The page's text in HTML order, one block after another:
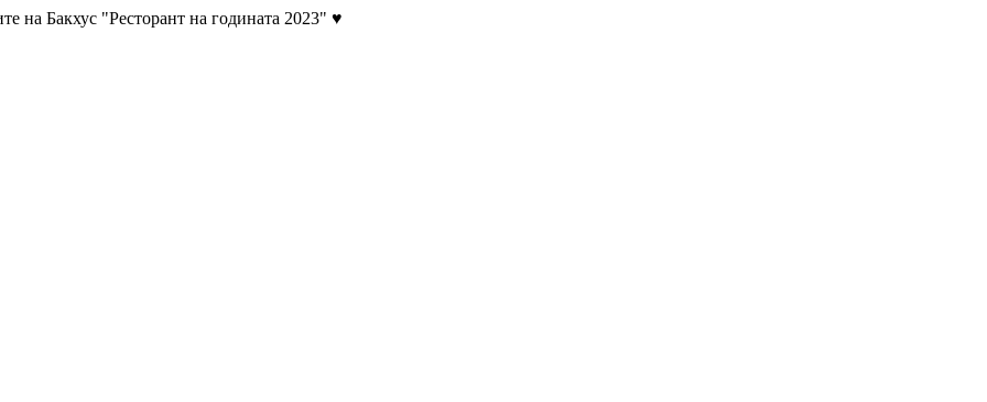
на Бакхус "Ресторант на годината 2023" ♥